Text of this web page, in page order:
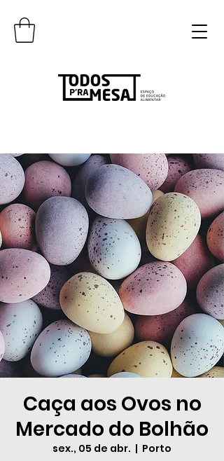
Caça aos Ovos no
Mercado do Bolhão
sex., 05 de abr.
  |
Porto